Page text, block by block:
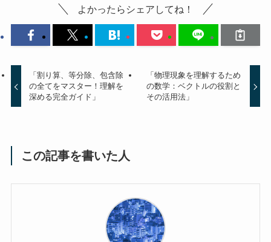
よかったらシェアしてね！
「割り算、等分除、包含除
の全てをマスター！理解を
深める完全ガイド」
「物理現象を理解するため
の数学：ベクトルの役割と
その活用法」
この記事を書いた人